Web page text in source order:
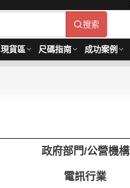
搜索
現貨區 尺碼指南 成功案例
政府部門/公營機構
電訊行業